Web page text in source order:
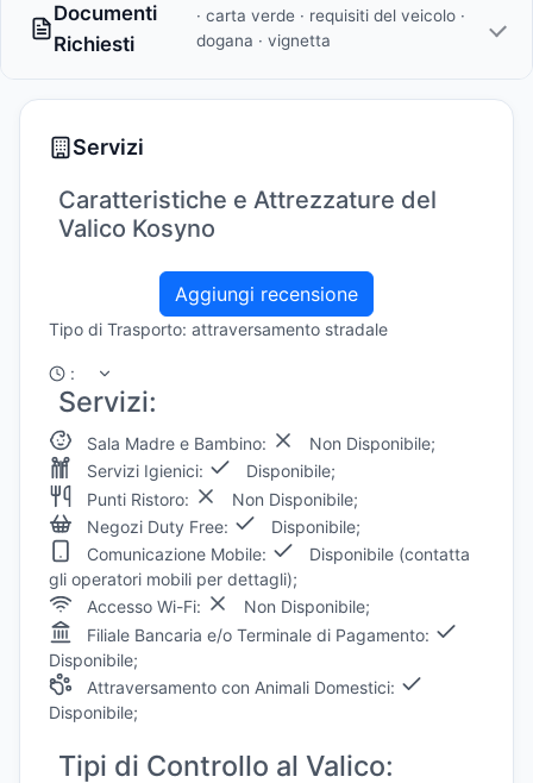
Documenti
Richiesti
· carta verde · requisiti del veicolo ·
dogana · vignetta
Servizi
Caratteristiche e Attrezzature del
Valico Kosyno
Aggiungi recensione
Tipo di Trasporto: attraversamento stradale
:
Servizi:
Sala Madre e Bambino:
Non Disponibile;
Servizi Igienici:
Disponibile;
Punti Ristoro:
Non Disponibile;
Negozi Duty Free:
Disponibile;
Comunicazione Mobile:
Disponibile (contatta
gli operatori mobili per dettagli);
Accesso Wi-Fi:
Non Disponibile;
Filiale Bancaria e/o Terminale di Pagamento:
Disponibile;
Attraversamento con Animali Domestici:
Disponibile;
Tipi di Controllo al Valico: